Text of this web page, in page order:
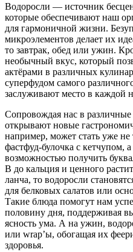
Водоросли — источник
которые обеспечивают наш
для гармоничной жизни.
микроэлементов делает их
то завтрак, обед или ужин.
необычный вкус, который
актёрами в различных
суперфудом самого
заслуживают место в каждой
Сопровождая нас в
открывают новые
например, может стать уже не
фастфуд-булочка с кетчупом,
возможностью получить
В до кальция и ценного
ланча, то водоросли
для белковых салатов или
Такие блюда помогут нам
половину дня, поддерживая
ясность ума. А на ужин,
или wrap’ы, обогащая их
здоровья.